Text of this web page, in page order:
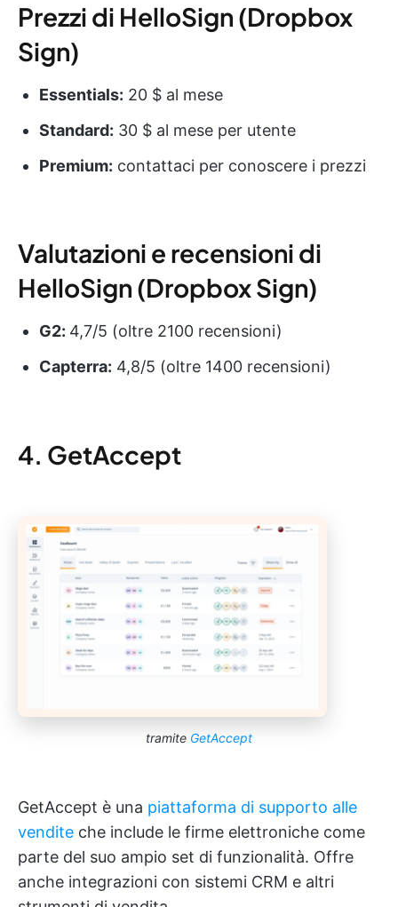
Prezzi di HelloSign (Dropbox
Sign)
Essentials: 20 $ al mese
Standard: 30 $ al mese per utente
Premium: contattaci per conoscere i prezzi
Valutazioni e recensioni di
HelloSign (Dropbox Sign)
G2: 4,7/5 (oltre 2100 recensioni)
Capterra: 4,8/5 (oltre 1400 recensioni)
4. GetAccept
tramite GetAccept
GetAccept è una piattaforma di supporto alle
vendite che include le firme elettroniche come
parte del suo ampio set di funzionalità. Offre
anche integrazioni con sistemi CRM e altri